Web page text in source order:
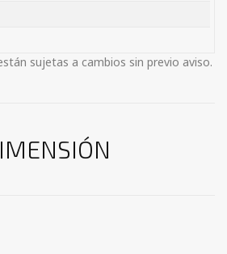
sujetas a cambios sin previo aviso.